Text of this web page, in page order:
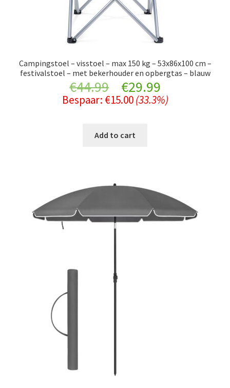
Campingstoel – visstoel – max 150 kg – 53x86x100 cm –
festivalstoel – met bekerhouder en opbergtas – blauw
€44.99
Original
price
was:
€29.99Current
price
Bespaar: €15.00 (33.3%)
Add to cart